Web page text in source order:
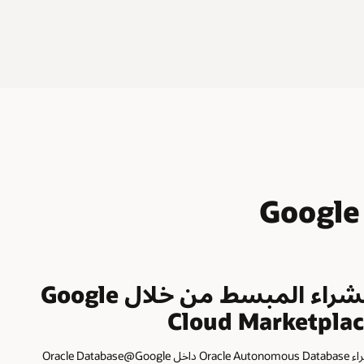
الشراء المبسط من خلال Google
Cloud
لشراء Oracle Autonomous Database داخل Oracle Database@Google